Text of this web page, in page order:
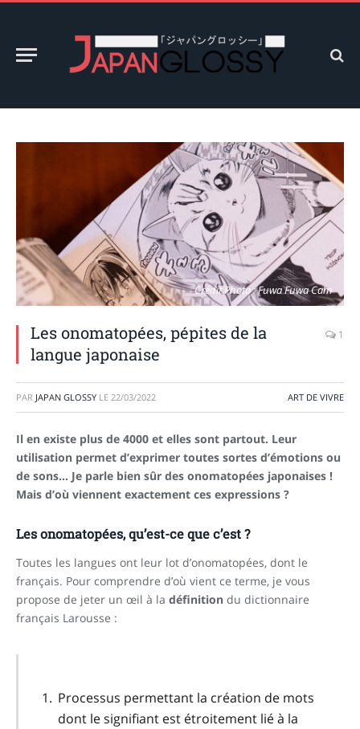
Crédit Photo : Fuwa Fuwa Cam
Les onomatopées, pépites de la
langue japonaise
1
PAR JAPAN GLOSSY LE 22/03/2022 ART DE VIVRE
Il en existe plus de 4000 et elles sont partout. Leur
utilisation permet d’exprimer toutes sortes d’émotions ou
de sons… Je parle bien sûr des onomatopées japonaises !
Mais d’où viennent exactement ces expressions ?
Les onomatopées, qu’est-ce que c’est ?
Toutes les langues ont leur lot d’onomatopées, dont le
français. Pour comprendre d’où vient ce terme, je vous
propose de jeter un œil à la définition du dictionnaire
français Larousse :
Processus permettant la création de mots
dont le signifiant est étroitement lié à la